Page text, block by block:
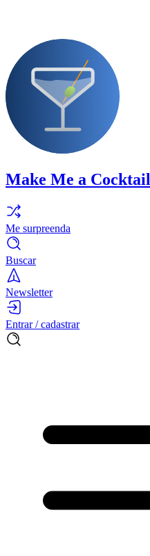
Make Me a Cocktail
Me surpreenda
Buscar
Newsletter
Entrar / cadastrar